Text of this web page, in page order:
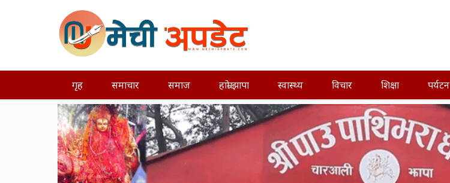
गृह समाचार समाज हाम्रो झापा स्वास्थ्य विचार शिक्षा पर्यटन